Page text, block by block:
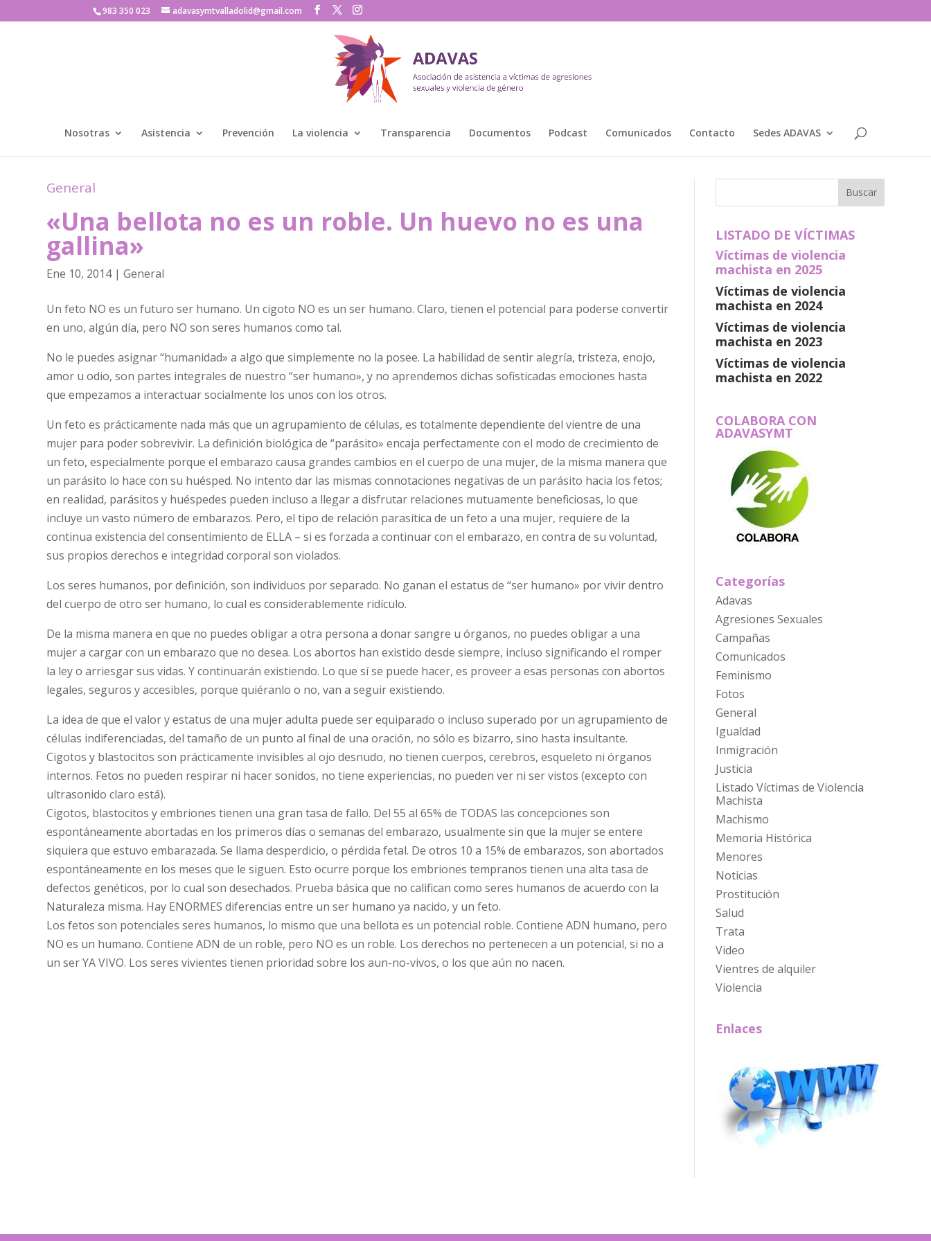
983 350 023 adavasymtvalladolid@gmail.com
Nosotras Asistencia Prevención La violencia Transparencia Documentos Podcast Comunicados Contacto Sedes ADAVAS
General
«Una bellota no es un roble. Un huevo no es una
gallina»
Ene 10, 2014|General
Un feto NO es un futuro ser humano. Un cigoto NO es un ser humano. Claro, tienen el potencial para poderse convertir
en uno, algún día, pero NO son seres humanos como tal.
No le puedes asignar “humanidad» a algo que simplemente no la posee. La habilidad de sentir alegría, tristeza, enojo,
amor u odio, son partes integrales de nuestro “ser humano», y no aprendemos dichas sofisticadas emociones hasta
que empezamos a interactuar socialmente los unos con los otros.
Un feto es prácticamente nada más que un agrupamiento de células, es totalmente dependiente del vientre de una
mujer para poder sobrevivir. La definición biológica de “parásito» encaja perfectamente con el modo de crecimiento de
un feto, especialmente porque el embarazo causa grandes cambios en el cuerpo de una mujer, de la misma manera que
un parásito lo hace con su huésped. No intento dar las mismas connotaciones negativas de un parásito hacia los fetos;
en realidad, parásitos y huéspedes pueden incluso a llegar a disfrutar relaciones mutuamente beneficiosas, lo que
incluye un vasto número de embarazos. Pero, el tipo de relación parasítica de un feto a una mujer, requiere de la
continua existencia del consentimiento de ELLA – si es forzada a continuar con el embarazo, en contra de su voluntad,
sus propios derechos e integridad corporal son violados.
Los seres humanos, por definición, son individuos por separado. No ganan el estatus de “ser humano» por vivir dentro
del cuerpo de otro ser humano, lo cual es considerablemente ridículo.
De la misma manera en que no puedes obligar a otra persona a donar sangre u órganos, no puedes obligar a una
mujer a cargar con un embarazo que no desea. Los abortos han existido desde siempre, incluso significando el romper
la ley o arriesgar sus vidas. Y continuarán existiendo. Lo que sí se puede hacer, es proveer a esas personas con abortos
legales, seguros y accesibles, porque quiéranlo o no, van a seguir existiendo.
La idea de que el valor y estatus de una mujer adulta puede ser equiparado o incluso superado por un agrupamiento de
células indiferenciadas, del tamaño de un punto al final de una oración, no sólo es bizarro, sino hasta insultante.
Cigotos y blastocitos son prácticamente invisibles al ojo desnudo, no tienen cuerpos, cerebros, esqueleto ni órganos
internos. Fetos no pueden respirar ni hacer sonidos, no tiene experiencias, no pueden ver ni ser vistos (excepto con
ultrasonido claro está).
Cigotos, blastocitos y embriones tienen una gran tasa de fallo. Del 55 al 65% de TODAS las concepciones son
espontáneamente abortadas en los primeros días o semanas del embarazo, usualmente sin que la mujer se entere
siquiera que estuvo embarazada. Se llama desperdicio, o pérdida fetal. De otros 10 a 15% de embarazos, son abortados
espontáneamente en los meses que le siguen. Esto ocurre porque los embriones tempranos tienen una alta tasa de
defectos genéticos, por lo cual son desechados. Prueba básica que no califican como seres humanos de acuerdo con la
Naturaleza misma. Hay ENORMES diferencias entre un ser humano ya nacido, y un feto.
Los fetos son potenciales seres humanos, lo mismo que una bellota es un potencial roble. Contiene ADN humano, pero
NO es un humano. Contiene ADN de un roble, pero NO es un roble. Los derechos no pertenecen a un potencial, si no a
un ser YA VIVO. Los seres vivientes tienen prioridad sobre los aun-no-vivos, o los que aún no nacen.
LISTADO DE VÍCTIMAS
Víctimas de violencia
machista en 2025
Víctimas de violencia
machista en 2024
Víctimas de violencia
machista en 2023
Víctimas de violencia
machista en 2022
COLABORA CON
ADAVASYMT
Categorías
Adavas
Agresiones Sexuales
Campañas
Comunicados
Feminismo
Fotos
General
Igualdad
Inmigración
Justicia
Listado Víctimas de Violencia
Machista
Machismo
Memoria Histórica
Menores
Noticias
Prostitución
Salud
Trata
Video
Vientres de alquiler
Violencia
Enlaces